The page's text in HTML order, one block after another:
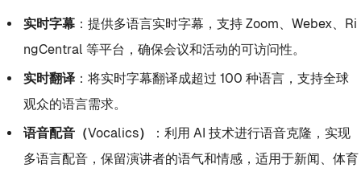
实时字幕：提供多语言实时字幕，支持 Zoom、Webex、Ri
ngCentral 等平台，确保会议和活动的可访问性。
实时翻译：将实时字幕翻译成超过 100 种语言，支持全球
观众的语言需求。
语音配音（Vocalics）
：利用 AI 技术进行语音克隆，实现
多语言配音，保留演讲者的语气和情感，适用于新闻、体育